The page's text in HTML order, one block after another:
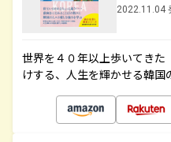
2022.11.04
世界を４０年以上歩いてき
けする、人生を輝かせる韓